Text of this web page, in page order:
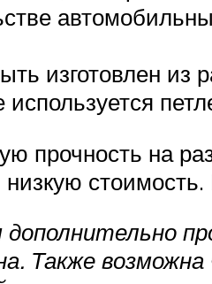
изготовлен из
прочность на
Также